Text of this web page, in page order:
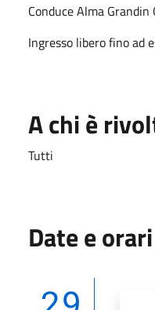
Conduce Alma
Ingresso libero fino ad
A chi è
Tutti
Date e orari